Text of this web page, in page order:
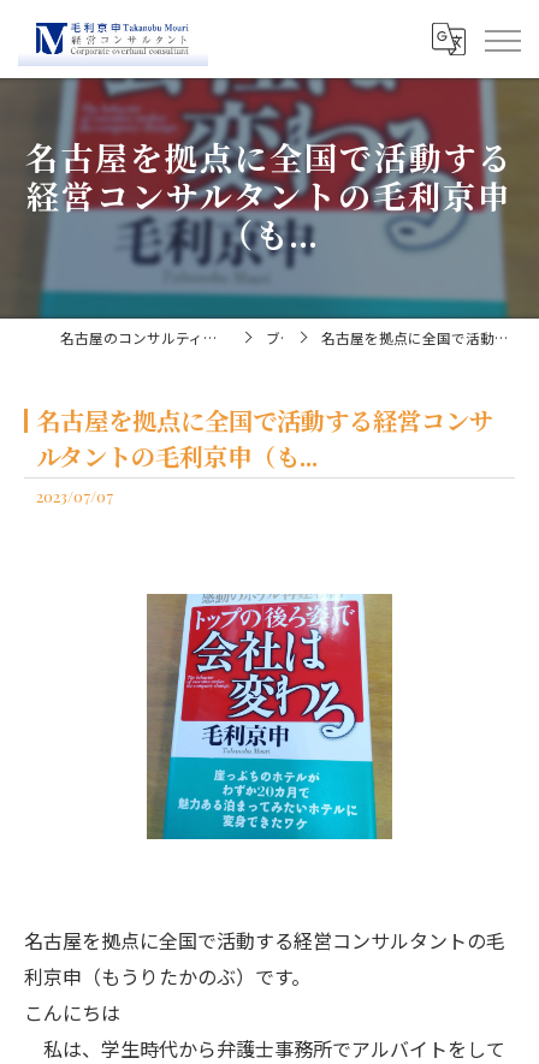
名古屋を拠点に全国で活動する
経営コンサルタントの毛利京申
（も...
名古屋のコンサルティングなら経営コンサルタント毛利京申 ブログ 名古屋を拠点に全国で活動する経営コンサルタントの毛利京申（も...
名古屋を拠点に全国で活動する経営コンサ
ルタントの毛利京申（も...
2023/07/07
名古屋を拠点に全国で活動する経営コンサルタントの毛
利京申（もうりたかのぶ）です。
こんにちは
私は、学生時代から弁護士事務所でアルバイトをして